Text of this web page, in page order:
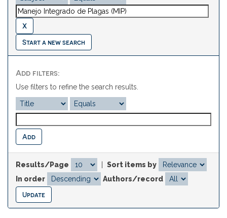
Start a new search
Add filters:
Use filters to refine the search results.
Results/Page
Sort items by
In order
Authors/record